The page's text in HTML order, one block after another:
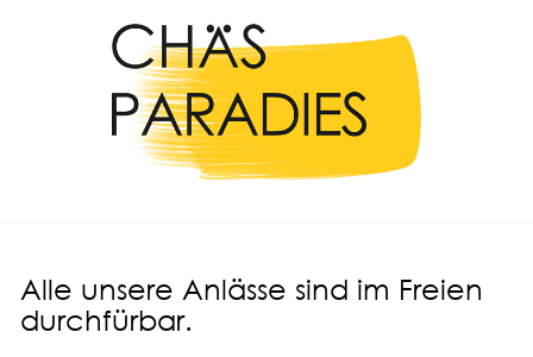
Alle unsere Anlässe sind im Freien
durchfürbar.